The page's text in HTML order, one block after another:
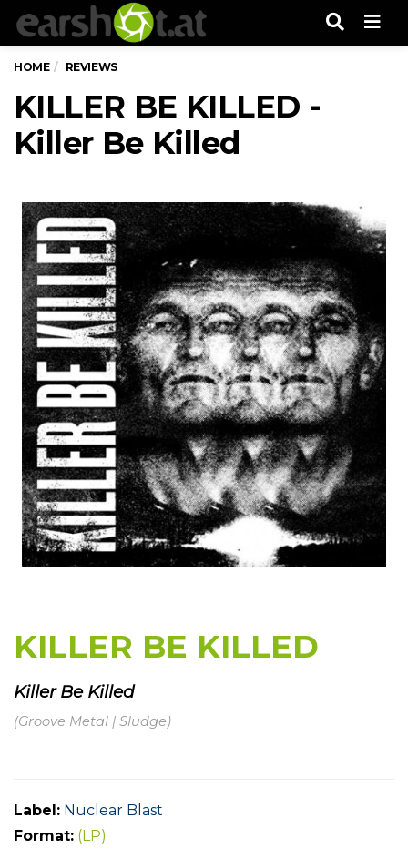
HOME REVIEWS
KILLER BE KILLED -
Killer Be Killed
KILLER BE KILLED
Killer Be Killed
(Groove Metal | Sludge)
Label: Nuclear Blast
Format: (LP)